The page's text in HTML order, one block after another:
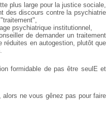
plus large pour la justice sociale,
des discours contre la psychiatrie
psychiatrique institutionnel,
de demander un traitement
en autogestion, plutôt que
formidable de pas être seulE et
ne vous gênez pas pour faire